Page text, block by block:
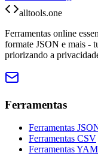
alltools.one
Ferramentas online
formate JSON e mais -
priorizando a
Ferramentas
Ferramentas
Ferramentas CSV
Ferramentas